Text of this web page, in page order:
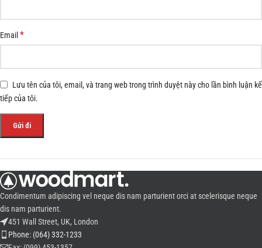
Email*
Lưu tên của tôi, email, và trang web trong trình duyệt này cho lần bình luận kế
tiếp của tôi.
Condimentum adipiscing vel neque dis nam parturient orci at scelerisque neque
dis nam parturient.
451 Wall Street, UK, London
Phone: (064) 332-1233